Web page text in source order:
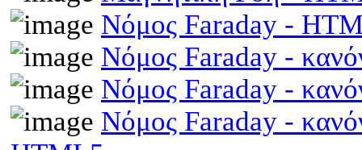
Νόμος Faraday -
Νόμος Faraday -
Νόμος Faraday -
Νόμος Faraday -